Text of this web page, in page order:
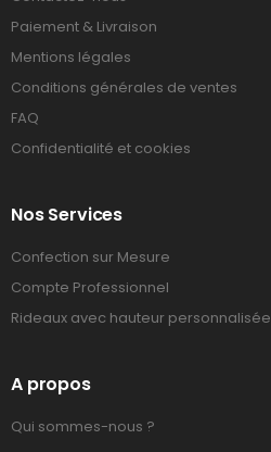
Paiement & Livraison
Mentions légales
Conditions générales de ventes
FAQ
Confidentialité et cookies
Nos Services
Confection sur Mesure
Compte Professionnel
Rideaux avec hauteur personnalisée
A propos
Qui sommes-nous ?